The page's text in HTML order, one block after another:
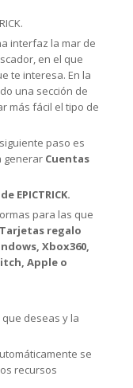
interfaz la mar de
en el que
te interesa. En la
una sección de
más fácil el tipo de
paso es
generar Cuentas
EPICTRICK.
para las que
regalo
Xbox360,
Apple o
deseas y la
se
recursos